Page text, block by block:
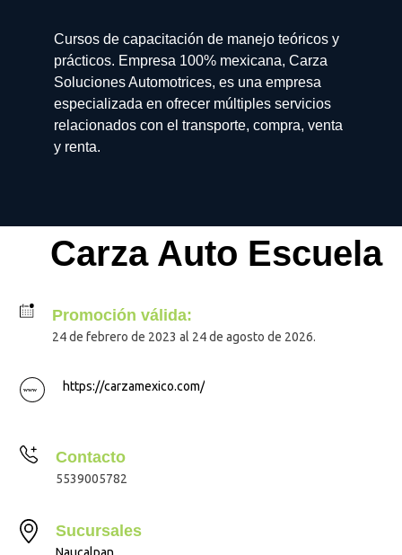
Cursos de capacitación de manejo teóricos y
prácticos. Empresa 100% mexicana, Carza
Soluciones Automotrices, es una empresa
especializada en ofrecer múltiples servicios
relacionados con el transporte, compra, venta
y renta.
Carza Auto Escuela
Promoción válida:
24 de febrero de 2023 al 24 de agosto de 2026.
https://carzamexico.com/
Contacto
5539005782
Sucursales